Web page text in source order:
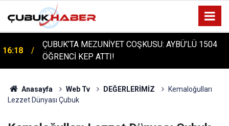
16:14
ÇUBUK'TA TARİHİ GÜN: PROTÜRK PLAZMA
FRAKSİNASYON TESİSİ'NİN TEMELİ ATILDI
Anasayfa Web Tv DEĞERLERİMİZ
Kemaloğulları
Lezzet Dünyası Çubuk